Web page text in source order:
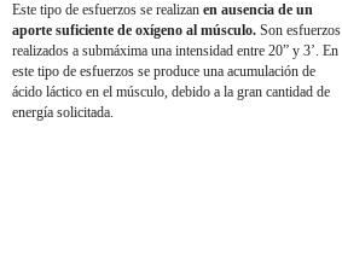
Este tipo de esfuerzos se realizan en ausencia de un
aporte suficiente de oxígeno al músculo. Son esfuerzos
realizados a submáxima una intensidad entre 20” y 3’. En
este tipo de esfuerzos se produce una acumulación de
ácido láctico en el músculo, debido a la gran cantidad de
energía solicitada.